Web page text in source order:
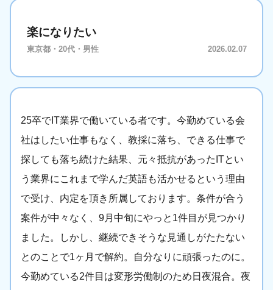
楽になりたい
東京都・20代・男性 2026.02.07
25卒でIT業界で働いている者です。今勤めている会
社はしたい仕事もなく、教採に落ち、できる仕事で
探しても落ち続けた結果、元々抵抗があったITとい
う業界にこれまで学んだ英語も活かせるという理由
で受け、内定を頂き所属しております。条件が合う
案件が中々なく、9月中旬にやっと1件目が見つかり
ました。しかし、継続できそうな見通しがたたない
とのことで1ヶ月で解約。自分なりに頑張ったのに。
今勤めている2件目は変形労働制のため日夜混合。夜